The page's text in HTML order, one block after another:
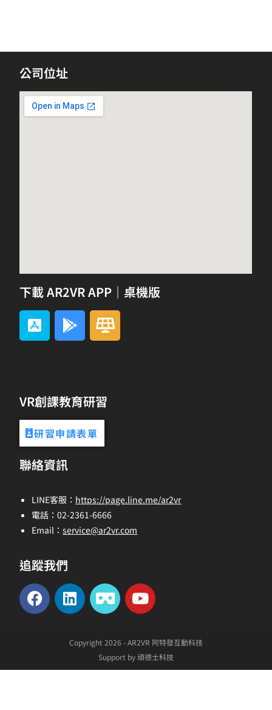
公司位址
下載 AR2VR APP｜桌機版
VR創課教育研習
研習申請表單
聯絡資訊
LINE客服： https://page.line.me/ar2vr
電話：02-2361-6666
Email：service@ar2vr.com
追蹤我們
Copyright 2026 - AR2VR 阿特發互動科技
Support by 頑德士科技